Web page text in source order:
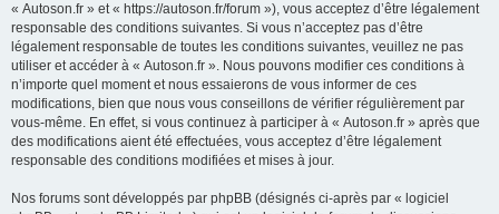
« Autoson.fr » et « https://autoson.fr/forum »), vous acceptez d’être légalement
responsable des conditions suivantes. Si vous n’acceptez pas d’être
légalement responsable de toutes les conditions suivantes, veuillez ne pas
utiliser et accéder à « Autoson.fr ». Nous pouvons modifier ces conditions à
n’importe quel moment et nous essaierons de vous informer de ces
modifications, bien que nous vous conseillons de vérifier régulièrement par
vous-même. En effet, si vous continuez à participer à « Autoson.fr » après que
des modifications aient été effectuées, vous acceptez d’être légalement
responsable des conditions modifiées et mises à jour.
Nos forums sont développés par phpBB (désignés ci-après par « logiciel